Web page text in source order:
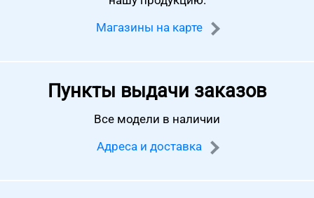
Магазины на карте
Пункты выдачи заказов
Все модели в наличии
Адреса и доставка